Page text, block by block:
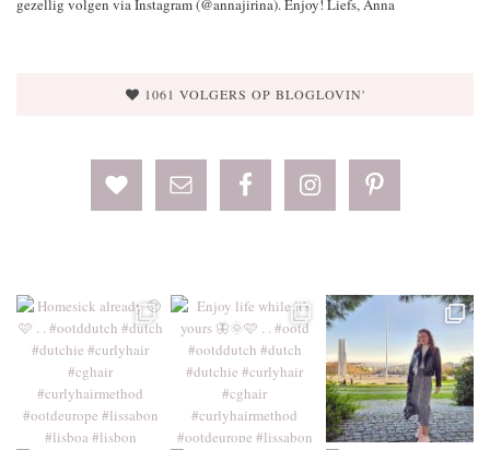
gezellig volgen via Instagram (@annajirina). Enjoy! Liefs, Anna
1061 VOLGERS OP BLOGLOVIN'